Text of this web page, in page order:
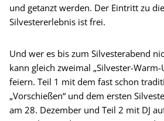
und getanzt werden. Der Eintritt zu
Silvestererlebnis ist frei.
Und wer es bis zum Silvesterabend
kann gleich zweimal „Silvester-
feiern. Teil 1 mit dem fast schon
„Vorschießen“ und dem ersten
am 28. Dezember und Teil 2 mit DJ